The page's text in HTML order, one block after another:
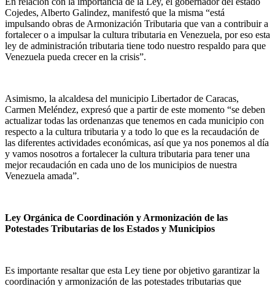
Cojedes, Alberto Galindez, manifestó que la misma “está
impulsando obras de Armonización Tributaria que van a contribuir a
fortalecer o a impulsar la cultura tributaria en Venezuela, por eso esta
ley de administración tributaria tiene todo nuestro respaldo para que
Venezuela pueda crecer en la crisis”.
Asimismo, la alcaldesa del municipio Libertador de Caracas,
Carmen Meléndez, expresó que a partir de este momento “se deben
actualizar todas las ordenanzas que tenemos en cada municipio con
respecto a la cultura tributaria y a todo lo que es la recaudación de
las diferentes actividades económicas, así que ya nos ponemos al día
y vamos nosotros a fortalecer la cultura tributaria para tener una
mejor recaudación en cada uno de los municipios de nuestra
Venezuela amada”.
Ley Orgánica de Coordinación y Armonización de las
Potestades Tributarias de los Estados y Municipios
Es importante resaltar que esta Ley tiene por objetivo garantizar la
coordinación y armonización de las potestades tributarias que